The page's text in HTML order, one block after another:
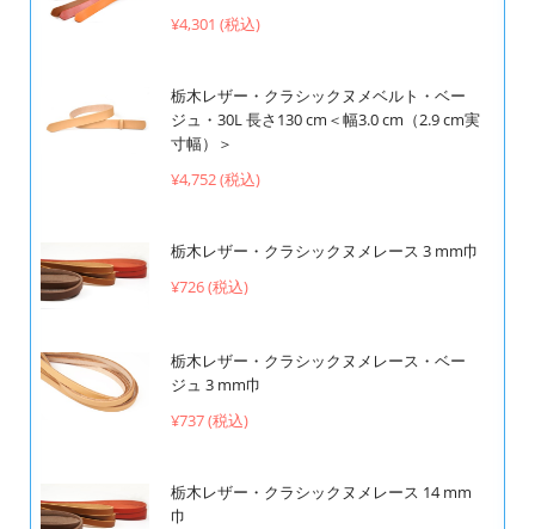
¥4,301 (税込)
栃木レザー・クラシックヌメベルト・ベー
ジュ・30L 長さ130 cm＜幅3.0 cm（2.9 cm実
寸幅）＞
¥4,752 (税込)
栃木レザー・クラシックヌメレース 3 mm巾
¥726 (税込)
栃木レザー・クラシックヌメレース・ベー
ジュ 3 mm巾
¥737 (税込)
栃木レザー・クラシックヌメレース 14 mm
巾